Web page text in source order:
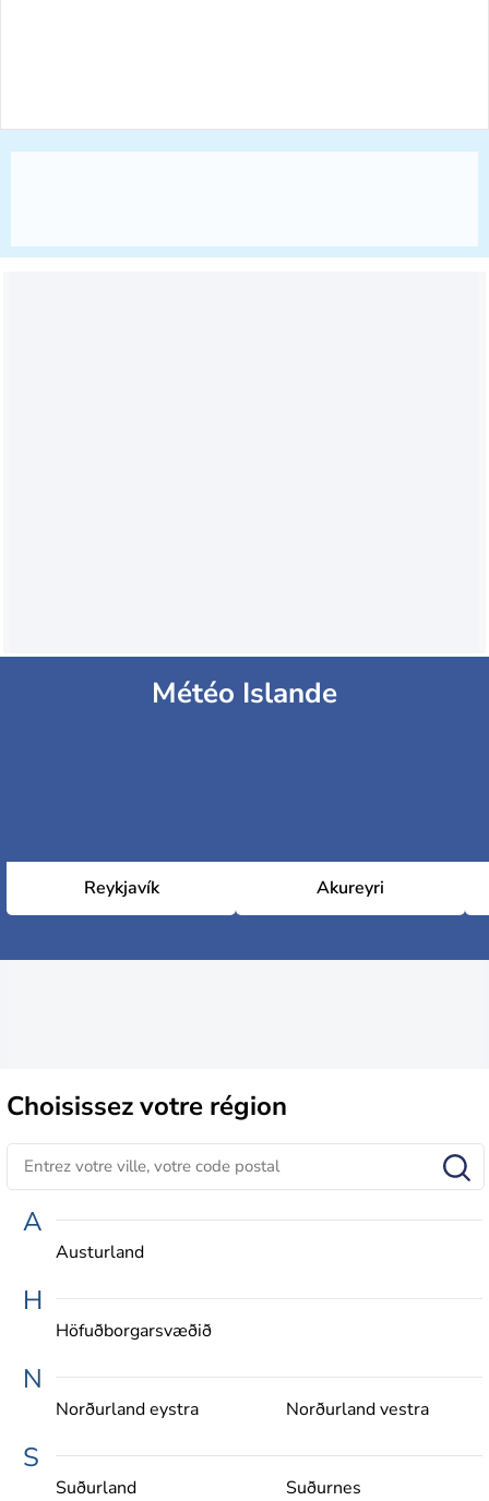
Météo Islande
Reykjavík Akureyri
Choisissezvotre région
A
Austurland
H
Höfuðborgarsvæðið
N
Norðurland eystra Norðurland vestra
S
Suðurland Suðurnes